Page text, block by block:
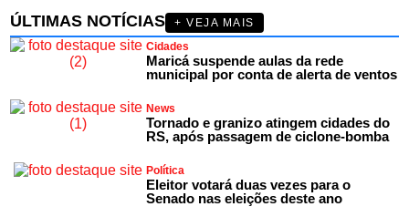
ÚLTIMAS NOTÍCIAS
+ VEJA MAIS
Cidades
Maricá suspende aulas da rede
municipal por conta de alerta de ventos
News
Tornado e granizo atingem cidades do
RS, após passagem de ciclone-bomba
Política
Eleitor votará duas vezes para o
Senado nas eleições deste ano